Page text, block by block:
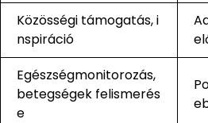
Közösségi támogatás, i
nspiráció
Egészségmonitorozás,
betegségek felismerés
e